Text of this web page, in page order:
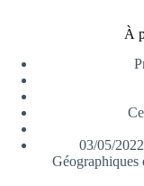
À
03/05/
Géographiques